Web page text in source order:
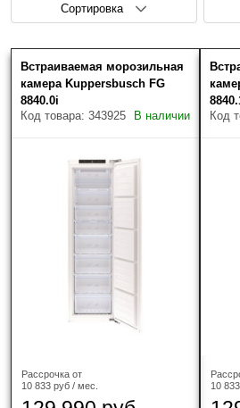
Сортировка
Скрыть фильтры
Цена (руб.)
Наличие
Только в наличии
Производитель
Встраиваемая морозильная
камера Kuppersbusch FG
8840.0i
Код товара: 343925
В наличии
Рассрочка от
10 833 руб / мес.
Код
10